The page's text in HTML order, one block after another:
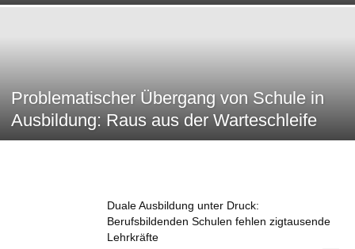
Problematischer Übergang von Schule in
Ausbildung: Raus aus der Warteschleife
Duale Ausbildung unter Druck:
Berufsbildenden Schulen fehlen zigtausende
Lehrkräfte